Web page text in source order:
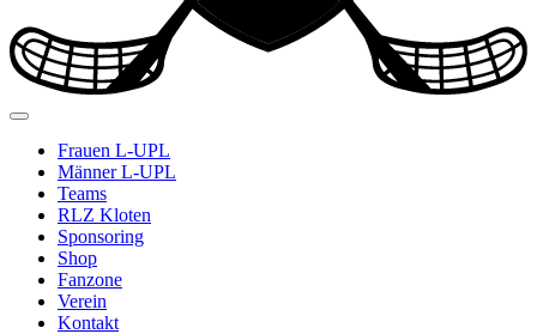
Frauen L-UPL
Männer L-UPL
Teams
RLZ Kloten
Sponsoring
Shop
Fanzone
Verein
Kontakt